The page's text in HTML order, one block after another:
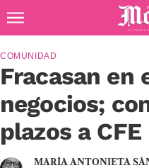
Diario de Morelos
Fracasan en
negocios;
plazos a CFE
COMUNIDAD
MARÍA ANTONIETA